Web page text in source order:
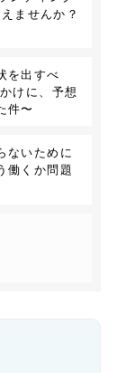
ませんか？
を出すべ
けに、予想
件〜
ないために
働くか問題